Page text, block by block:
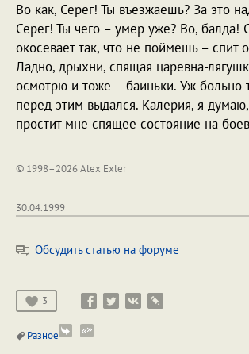
Во как, Серег! Ты въезжаешь? За это
Серег! Ты чего – умер уже? Во, балда!
окосевает так, что не поймешь – спит
Ладно, дрыхни, спящая царевна-
осмотрю и тоже – баиньки. Уж больно
перед этим выдался. Калерия, я
простит мне спящее состояние на
© 1998–2026 Alex Exler
30.04.1999
Обсудить статью на форуме
3
Разное